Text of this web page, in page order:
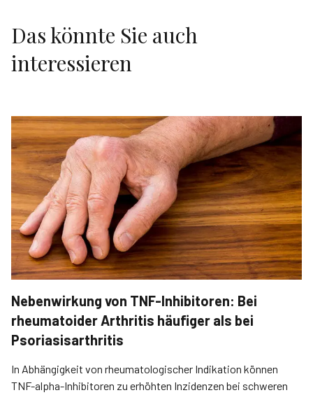
Das könnte Sie auch
interessieren
Nebenwirkung von TNF-Inhibitoren: Bei
rheumatoider Arthritis häufiger als bei
Psoriasisarthritis
In Abhängigkeit von rheumatologischer Indikation können
TNF-alpha-Inhibitoren zu erhöhten Inzidenzen bei schweren